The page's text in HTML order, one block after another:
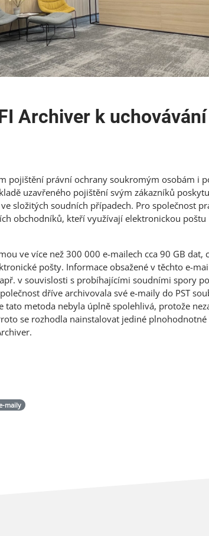
Archiver k
pojištění právní ochrany soukromým osobám i
uzavřeného pojištění svým zákazníků
složitých soudních případech. Pro společnost
obchodníků, kteří využívají elektronickou
ve více než 300 000 e-mailech cca 90 GB dat,
pošty. Informace obsažené v těchto e-
v souvislosti s probíhajícími soudními spory
dříve archivovala své e-maily do PST
tato metoda nebyla úplně spolehlivá, protože
se rozhodla nainstalovat jediné
maily